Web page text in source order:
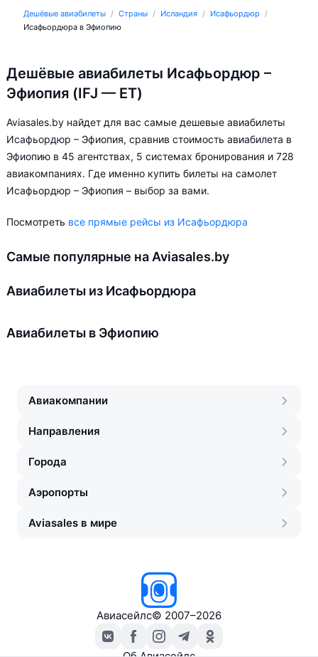
Дешёвые авиабилеты Страны Исландия
Исафьордюр
Исафьордюра в Эфиопию
Дешёвые авиабилеты Исафьордюр –
Эфиопия (IFJ — ET)
Aviasales.by найдет для вас самые дешевые авиабилеты
Исафьордюр – Эфиопия, сравнив стоимость авиабилета в
Эфиопию в 45 агентствах, 5 системах бронирования и 728
авиакомпаниях. Где именно купить билеты на самолет
Исафьордюр – Эфиопия – выбор за вами.
Посмотреть все прямые рейсы из Исафьордюра
Самые популярные на Aviasales.by
Авиабилеты из Исафьордюра
Авиабилеты в Эфиопию
Авиакомпании
Направления
Города
Аэропорты
Aviasales в мире
Авиасейлс© 2007–2026